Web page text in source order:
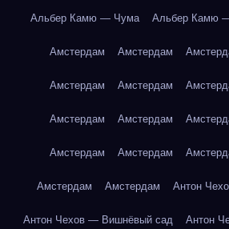
Альбер Камю — Чума Альбер Камю
Амстердам Амстердам
Амстердам Амстердам
Амстердам Амстердам
Амстердам Амстердам
Амстердам Амстердам Антон
Антон Чехов — Вишнёвый сад Антон